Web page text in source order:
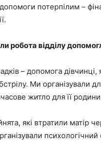
потерпілим –
робота відділу
– допомога
Ми організували
житло для її
які втратили матір